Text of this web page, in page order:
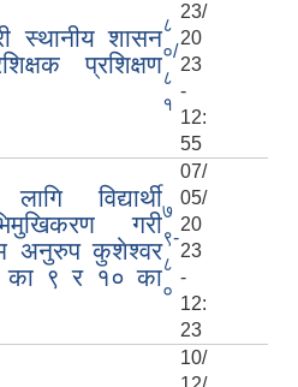
स्थानीय शासन
प्रशिक्षण
८
०/
८
१
23/
20
23
-
12:
55
विद्यार्थी
गरी
अनुरुप कुशेश्वर
का ९ र १० का
७
९-
८
०
07/
05/
20
23
-
12:
23
10/